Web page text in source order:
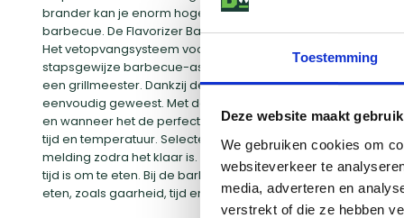
Toestemming
Deze website maakt
We gebruiken cookies om
websiteverkeer te
media, adverteren en
verstrekt of die ze hebben
brander kan je enorm hoge temperaturen bereiken en zo
barbecue. De Flavorizer Bars vangen afdruipende
Het vetopvangsysteem voorkomt steekvlammen en maakt
stapsgewijze barbecue-assistent die van elke barbecue
een grillmeester. Dankzij de barbecuehulp van Weber
eenvoudig geweest. Met de Weber Connect ontvang je
en wanneer het de perfecte serveertemperatuur heeft
tijd en temperatuur. Selecteer hoe gaar je het eten wilt
melding zodra het klaar is. Je krijgt hulp bij alle aspecten,
tijd is om te eten. Bij de barbecue of op jouw telefoon,
eten, zoals gaarheid, tijd en temperatuur en tellers die